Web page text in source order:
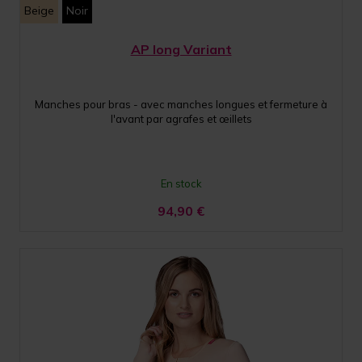
Beige Noir
AP long Variant
Manches pour bras - avec manches longues et fermeture à
l'avant par agrafes et œillets
En stock
94,90 €